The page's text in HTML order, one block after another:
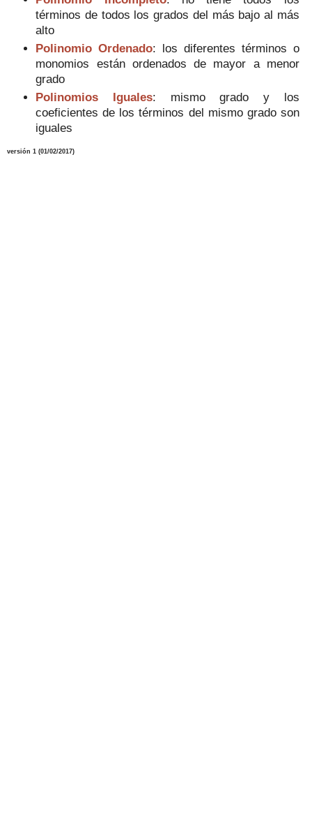
términos de todos los grados del más bajo al más
alto
Polinomio Ordenado: los diferentes términos o
monomios están ordenados de mayor a menor
grado
Polinomios Iguales: mismo grado y los
coeficientes de los términos del mismo grado son
iguales
versión 1 (01/02/2017)